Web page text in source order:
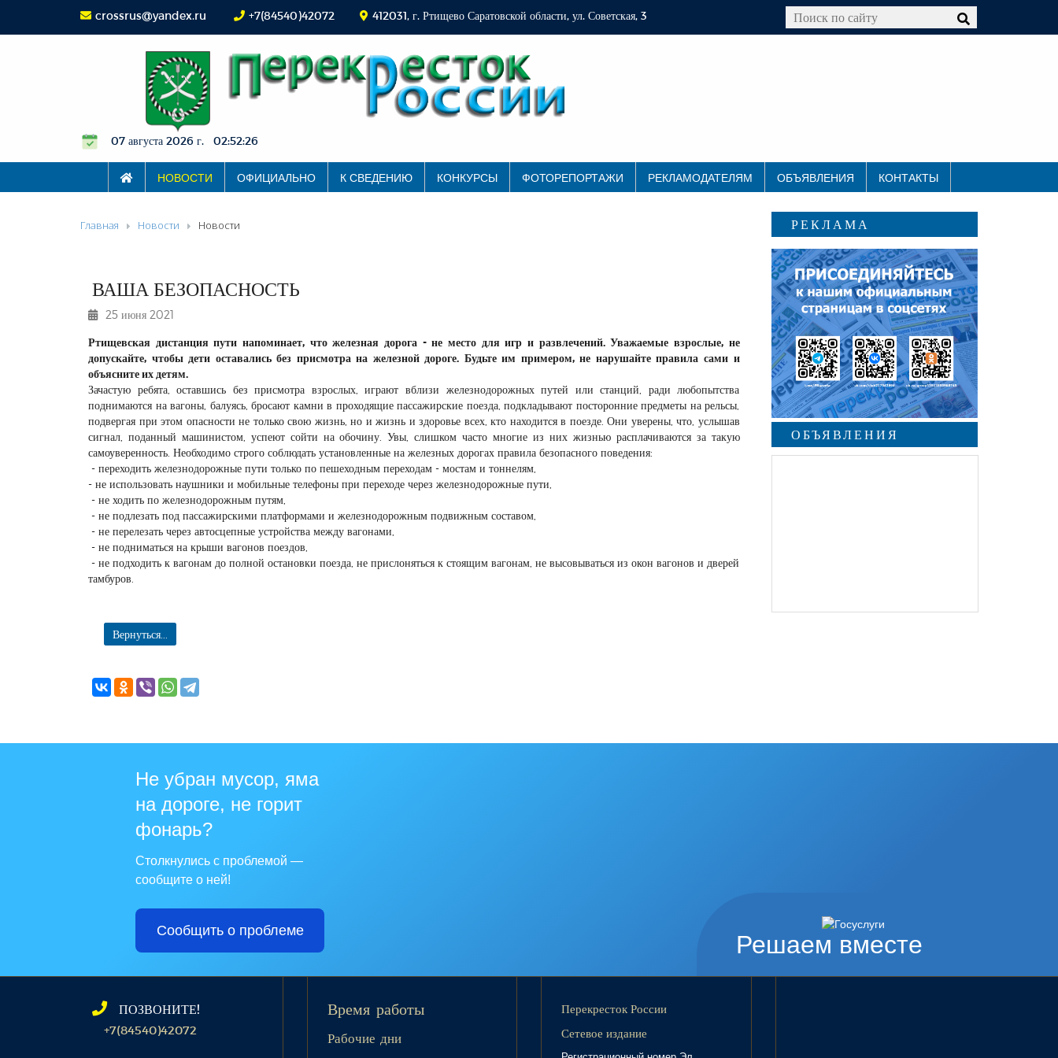
crossrus@yandex.ru +7(84540)42072 412031, г. Ртищево Саратовской области, ул. Советская, 3
07 августа 2026 г. 02:52:26
НОВОСТИ ОФИЦИАЛЬНО К СВЕДЕНИЮ КОНКУРСЫ ФОТОРЕПОРТАЖИ РЕКЛАМОДАТЕЛЯМ ОБЪЯВЛЕНИЯ КОНТАКТЫ
Главная Новости Новости
ВАША БЕЗОПАСНОСТЬ
25 июня 2021
Ртищевская дистанция пути напоминает, что железная дорога - не место для игр и развлечений. Уважаемые взрослые, не
допускайте, чтобы дети оставались без присмотра на железной дороге. Будьте им примером, не нарушайте правила сами и
объясните их детям.
Зачастую ребята, оставшись без присмотра взрослых, играют вблизи железнодорожных путей или станций, ради любопытства
поднимаются на вагоны, балуясь, бросают камни в проходящие пассажирские поезда, подкладывают посторонние предметы на рельсы,
подвергая при этом опасности не только свою жизнь, но и жизнь и здоровье всех, кто находится в поезде. Они уверены, что, услышав
сигнал, поданный машинистом, успеют сойти на обочину. Увы, слишком часто многие из них жизнью расплачиваются за такую
самоуверенность. Необходимо строго соблюдать установленные на железных дорогах правила безопасного поведения:
- переходить железнодорожные пути только по пешеходным переходам - мостам и тоннелям,
- не использовать наушники и мобильные телефоны при переходе через железнодорожные пути,
- не ходить по железнодорожным путям,
- не подлезать под пассажирскими платформами и железнодорожным подвижным составом,
- не перелезать через автосцепные устройства между вагонами,
- не подниматься на крыши вагонов поездов,
- не подходить к вагонам до полной остановки поезда, не прислоняться к стоящим вагонам, не высовываться из окон вагонов и дверей
тамбуров.
Вернуться...
РЕКЛАМА
ОБЪЯВЛЕНИЯ
Решаем вместе
Не убран мусор, яма
на дороге, не горит
фонарь?
Столкнулись с проблемой —
сообщите о ней!
Сообщить о проблеме
ПОЗВОНИТЕ!
+7(84540)42072
Время работы
Рабочие дни
Перекресток России
Сетевое издание